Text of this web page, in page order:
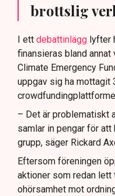
brottslig
I ett debattinlägg lyfter
finansieras bland
Climate Emergency
uppgav sig ha mottagit
– Det är problematiskt
samlar in pengar för
grupp, säger Rickard
Eftersom föreningen
aktioner som redan
ohörsamhet mot